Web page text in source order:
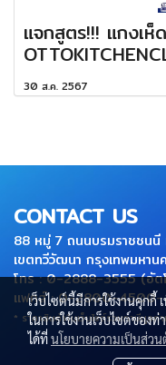
แจกสูตร!!! แกงเ
30 ส.ค. 2567
CONTACT US
88 หมู่ 7 ถนนบรมราชชนนี
เขตทวีวัฒนา กรุงเทพมหา
โทร : 0-2888-3555 (อัต
แฟกส์ : 0-2800-4500-
* ราคาสินค้าในเว็บไซต์รวมภาษีมูลค่
เว็บไซต์นี้มีการใช้งานคุก
ในการใช้งานเว็บไซต์ของ
ได้ที่นโยบายความเป็นส่วน